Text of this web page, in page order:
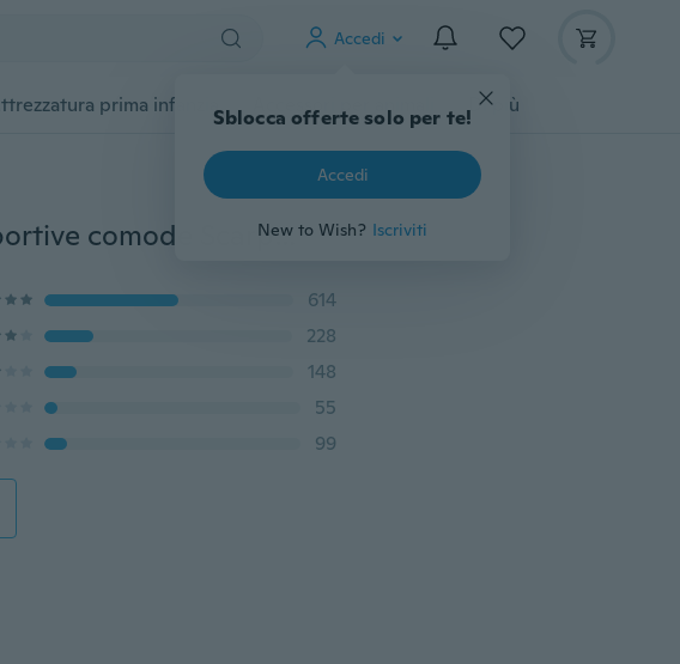
Accedi
Sblocca offerte solo per te!
Accedi
New to Wish? Iscriviti
prima infanzia Accessori per animali Di più
Nuove scarpe da corsa da uomo Scarpe sportive comode Scarpe da ginnastica sportive per l'ammortizzazione all'aperto
614
228
148
55
99